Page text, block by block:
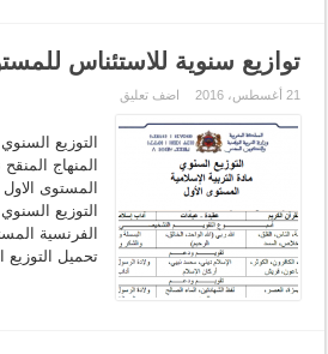
توازيع سنوية للاستئناس
21 أغسطس، 2016 اضف تعليق
المنهاج
المستوى
التوزيع
الفرنسية
تحميل التوزيع